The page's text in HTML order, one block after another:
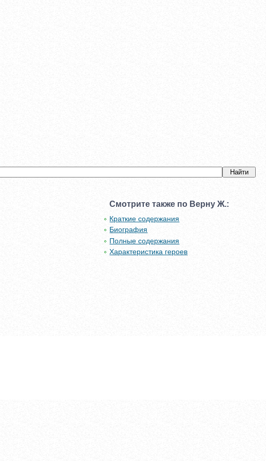
Смотрите также по Верну Ж.:
Краткие содержания
Биография
Полные содержания
Характеристика героев